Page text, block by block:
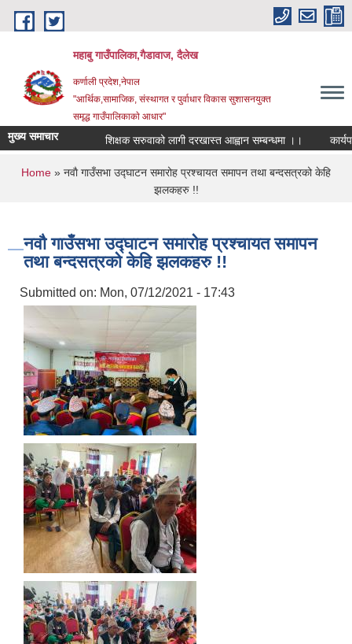
Skip to main content
महाबु गाउँपालिका,गैडावाज, दैलेख
कर्णाली प्रदेश,नेपाल
"आर्थिक,सामाजिक, संस्थागत र पुर्वाधार विकास सुशासनयुक्त
समृद्ध गाउँपालिकाकाे आधार"
मुख्य समाचार शिक्षक सरुवाको लागी दरखास्त आह्वान सम्बन्धमा ।।
You are here
Home » नवाै गाउँसभा उद्घाटन समारोह प्रश्चायत समापन तथा बन्दसत्रको केहि
झलकहरु !!
नवाै गाउँसभा उद्घाटन समारोह प्रश्चायत समापन
तथा बन्दसत्रको केहि झलकहरु !!
Submitted on: Mon, 07/12/2021 - 17:43